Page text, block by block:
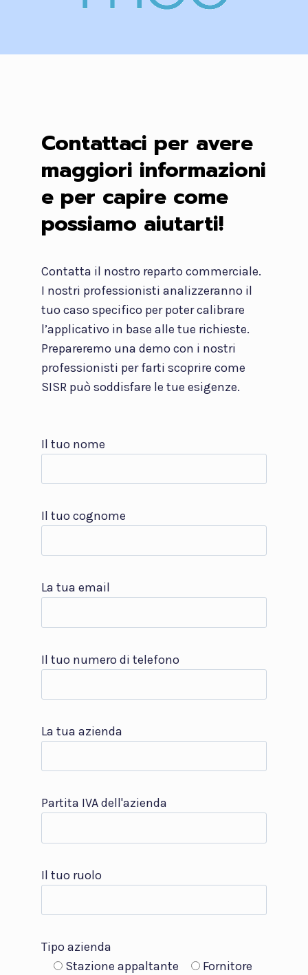
Contattaci per avere
maggiori informazioni
e per capire come
possiamo aiutarti!
Contatta il nostro reparto commerciale.
I nostri professionisti analizzeranno il
tuo caso specifico per poter calibrare
l’applicativo in base alle tue richieste.
Prepareremo una demo con i nostri
professionisti per farti scoprire come
SISR può soddisfare le tue esigenze.
Il tuo nome
Il tuo cognome
La tua email
Il tuo numero di telefono
La tua azienda
Partita IVA dell'azienda
Il tuo ruolo
Tipo azienda
Stazione appaltante
Fornitore